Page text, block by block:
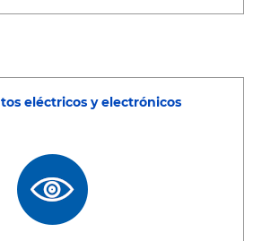
eléctricos y electrónicos